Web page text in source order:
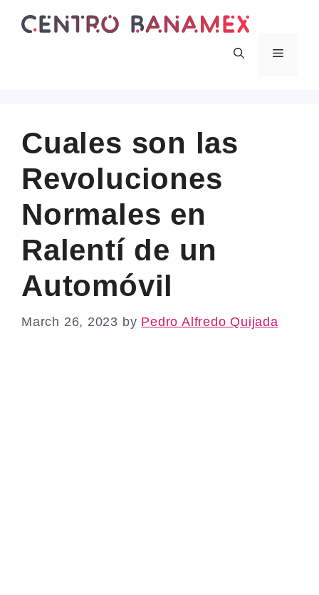
Menu
Cuales son las
Revoluciones
Normales en
Ralentí de un
Automóvil
March 26, 2023 by Pedro Alfredo Quijada